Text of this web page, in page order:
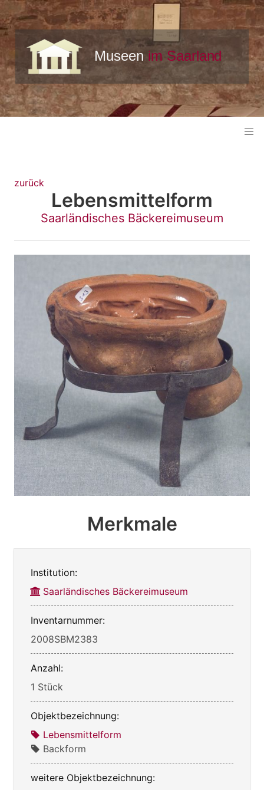
zurück
Lebensmittelform
Saarländisches Bäckereimuseum
Merkmale
Institution:
Saarländisches Bäckereimuseum
Inventarnummer:
2008SBM2383
Anzahl:
1 Stück
Objektbezeichnung:
Lebensmittelform
Backform
weitere Objektbezeichnung: